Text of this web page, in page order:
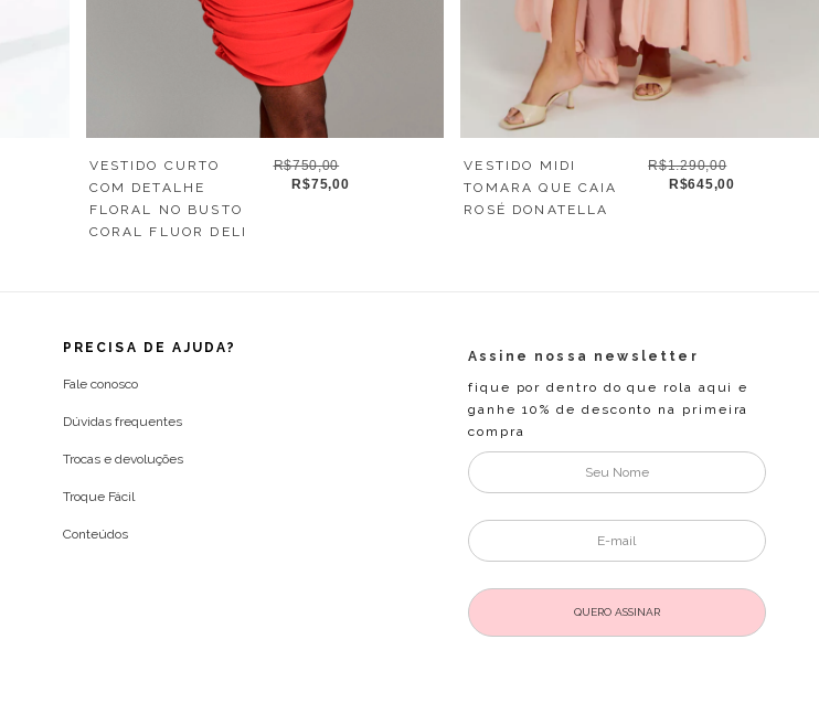
VESTIDO CURTO
COM DETALHE
FLORAL NO BUSTO
CORAL FLUOR DELI
R$750,00
R$75,00
VESTIDO MIDI
TOMARA QUE CAIA
ROSÉ DONATELLA
R$1.290,00
R$645,00
PRECISA DE AJUDA?
Fale conosco
Dúvidas frequentes
Trocas e devoluções
Troque Fácil
Conteúdos
Assine nossa newsletter
fique por dentro do que rola aqui e
ganhe 10% de desconto na primeira
compra